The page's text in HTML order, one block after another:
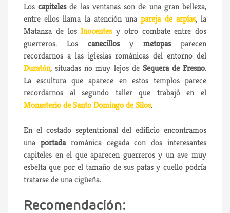
Loscapitelesde las ventanas son de una gran belleza,
entre ellos llama la atención unapareja de arpías, la
Matanza de losInocentesy otro combate entre dos
guerreros. Los canecillosy metopasparecen
recordarnos a las iglesias románicas del entorno del
Duratón, situadas no muy lejos de Sequera de Fresno.
La escultura que aparece en estos templos parece
recordarnos al segundo taller que trabajó en el
Monasterio de Santo Domingo de Silos.
En el costado septentrional del edificio encontramos
una portadarománica cegada con dos interesantes
capiteles en el que aparecen guerreros y un ave muy
esbelta que por el tamaño de sus patas y cuello podría
tratarse de una cigüeña.
Recomendación: